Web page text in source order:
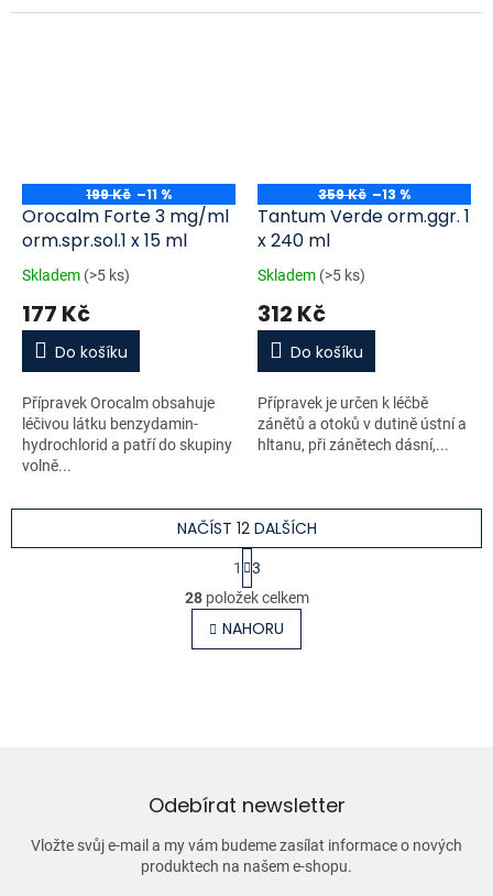
199 Kč –11 %
Orocalm Forte 3 mg/ml
orm.spr.sol.1 x 15 ml
Skladem (>5 ks)
177 Kč
Do košíku
Přípravek Orocalm obsahuje
léčivou látku benzydamin-
hydrochlorid a patří do skupiny
volně...
359 Kč –13 %
Tantum Verde orm.ggr. 1
x 240 ml
Skladem (>5 ks)
312 Kč
Do košíku
Přípravek je určen k léčbě
zánětů a otoků v dutině ústní a
hltanu, při zánětech dásní,...
O
v
l
á
v
k
y
v
ý
NAČÍST 12 DALŠÍCH
S
t
r
á
n
k
1
3
28položek celkem
NAHORU
Odebírat newsletter
Vložte svůj e-mail a my vám budeme zasílat informace o nových
produktech na našem e-shopu.